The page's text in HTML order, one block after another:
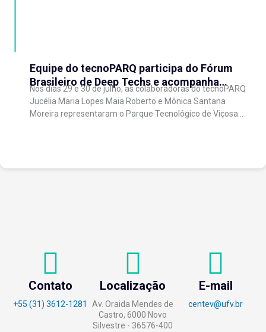
Equipe do tecnoPARQ participa do Fórum
Brasileiro de Deep Techs e acompanha
debates sobre políticas para inovação
científica
Nos dias 29 e 30 de julho, as colaboradoras do tecnoPARQ
Jucélia Maria Lopes Maia Roberto e Mônica Santana
Moreira representaram o Parque Tecnológico de Viçosa
Contato
+55 (31) 3612-1281
Localização
Av. Oraida Mendes de
Castro, 6000 Novo
Silvestre - 36576-400
E-mail
centev@ufv.br